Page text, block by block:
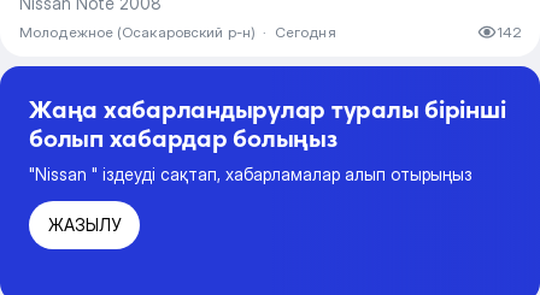
Молодежное (Осакаровский р-н) · Сегодня 142
Жаңа хабарландырулар туралы бірінші
болып хабардар болыңыз
"Nissan " іздеуді сақтап, хабарламалар алып отырыңыз
ЖАЗЫЛУ